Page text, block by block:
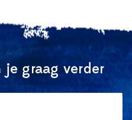
je graag verder